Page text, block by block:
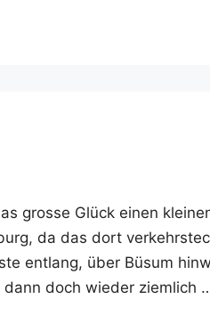
gros­se Glück einen
da das dort
ent­lang, über Büsum
dann doch wie­der ziem­lich